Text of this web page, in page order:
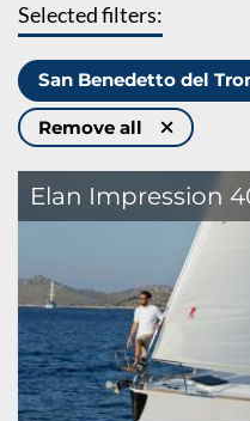
Selected filters:
San Benedetto del
Remove all
Elan Impression